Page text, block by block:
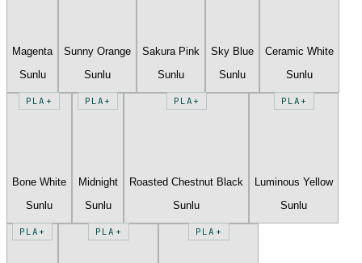
Magenta
Sunlu
Sunny Orange
Sunlu
Sakura Pink
Sunlu
Sky Blue
Sunlu
Ceramic White
Sunlu
PLA+
Bone White
Sunlu
PLA+
Midnight
Sunlu
PLA+
Roasted Chestnut Black
Sunlu
PLA+
Luminous Yellow
Sunlu
PLA+ PLA+ PLA+